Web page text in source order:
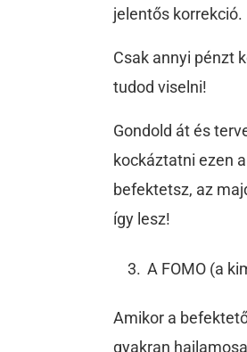
jelentős korrekció.
Csak annyi pénzt
tudod viselni!
Gondold át és
kockáztatni ezen
befektetsz, az
így lesz!
A FOMO (a
Amikor a
gyakran